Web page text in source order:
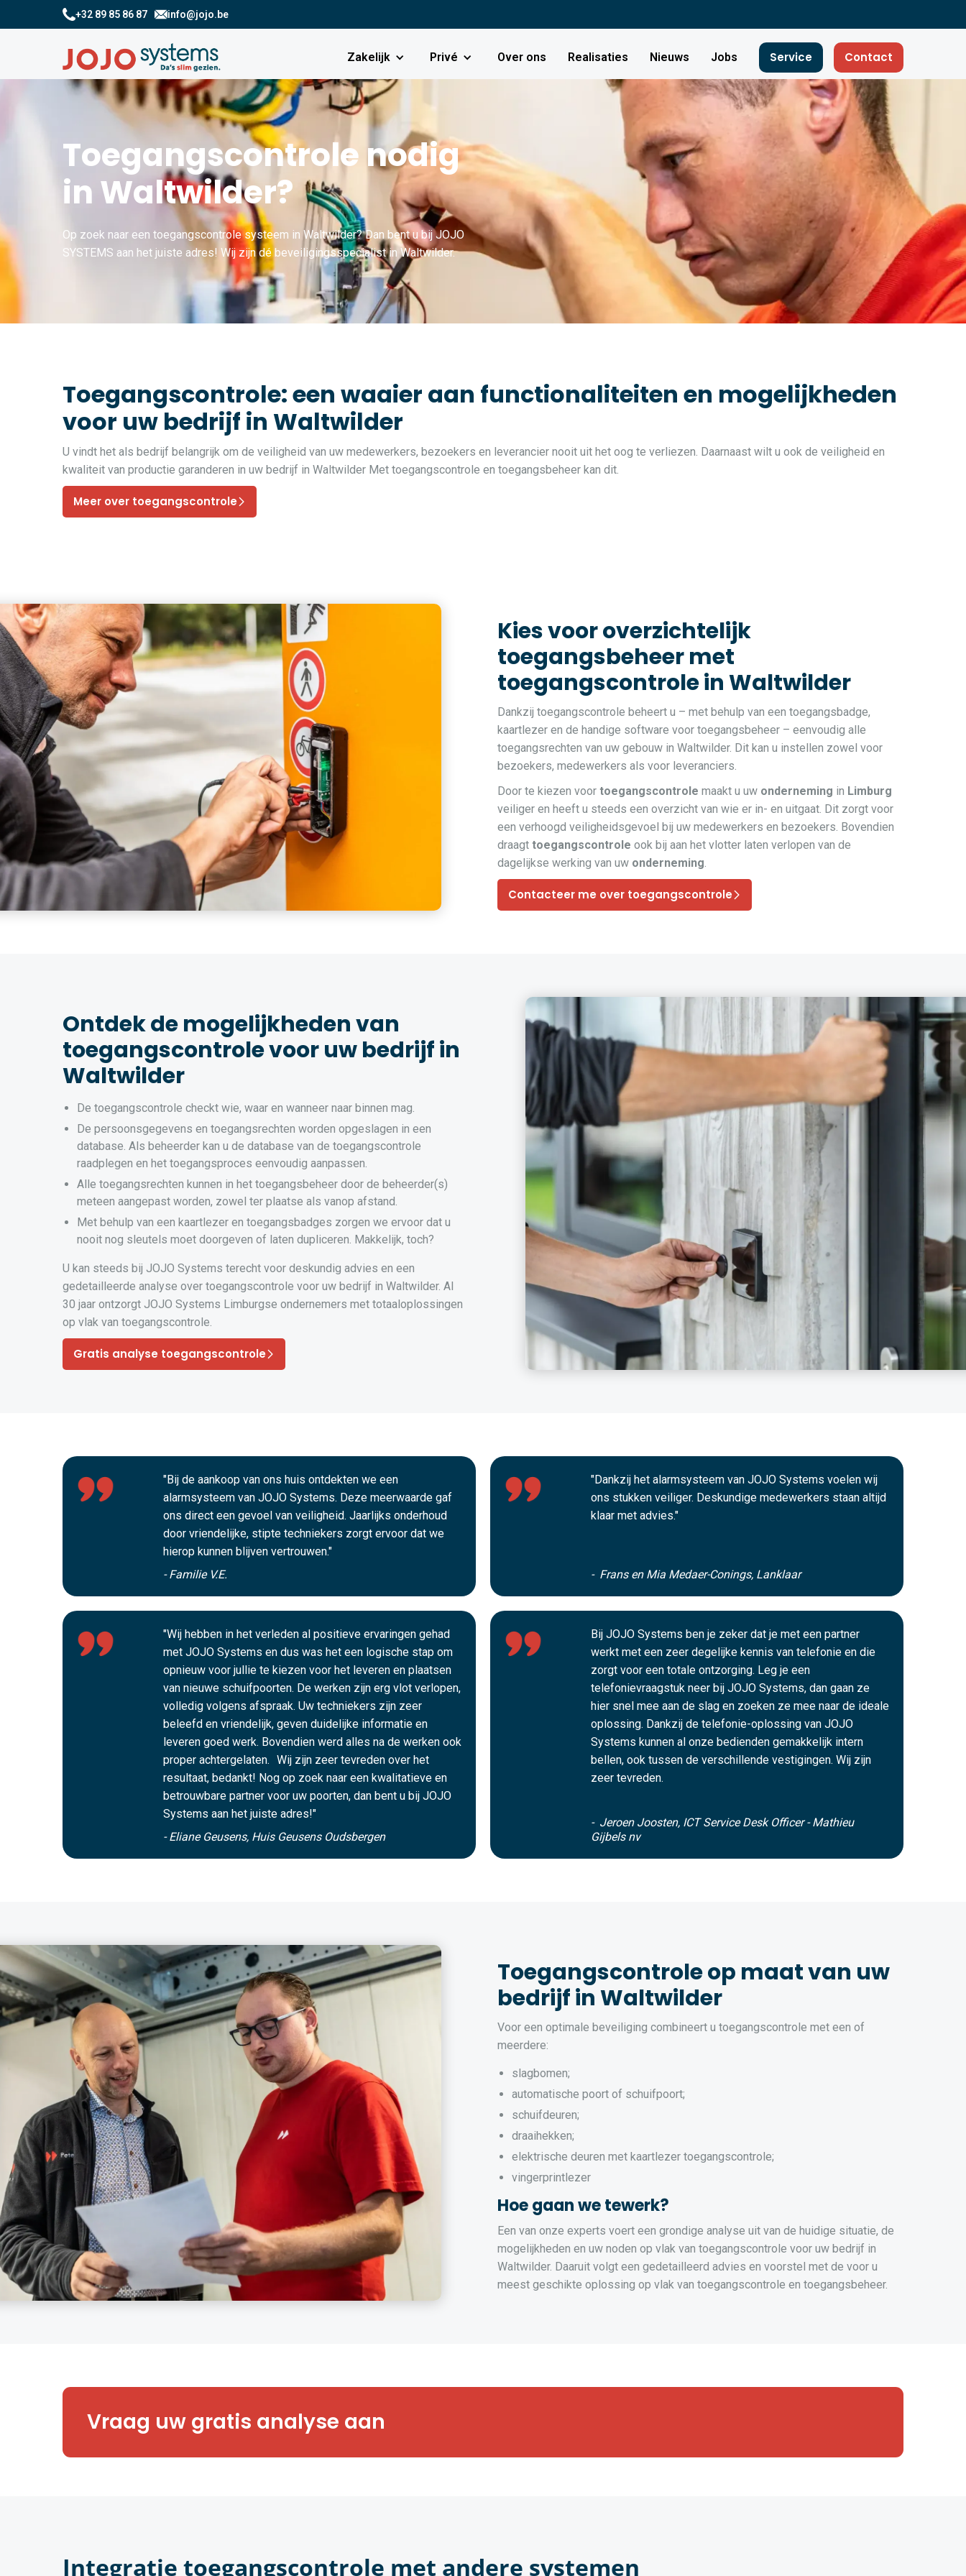
+32 89 85 86 87 info@jojo.be
Zakelijk Privé Over ons Realisaties Nieuws Jobs Service Contact
Toegangscontrole nodig
in Waltwilder?
Op zoek naar een toegangscontrole systeem in Waltwilder? Dan bent u bij JOJO
SYSTEMS aan het juiste adres! Wij zijn dé beveiligingsspecialist in Waltwilder.
Toegangscontrole: een waaier aan functionaliteiten en mogelijkheden
voor uw bedrijf in Waltwilder
U vindt het als bedrijf belangrijk om de veiligheid van uw medewerkers, bezoekers en leverancier nooit uit het oog te verliezen. Daarnaast wilt u ook de veiligheid en
kwaliteit van productie garanderen in uw bedrijf in Waltwilder Met toegangscontrole en toegangsbeheer kan dit.
Meer over toegangscontrole
Kies voor overzichtelijk
toegangsbeheer met
toegangscontrole in Waltwilder
Dankzij toegangscontrole beheert u – met behulp van een toegangsbadge,
kaartlezer en de handige software voor toegangsbeheer – eenvoudig alle
toegangsrechten van uw gebouw in Waltwilder. Dit kan u instellen zowel voor
bezoekers, medewerkers als voor leveranciers.
Door te kiezen voor toegangscontrole maakt u uw onderneming in Limburg
veiliger en heeft u steeds een overzicht van wie er in- en uitgaat. Dit zorgt voor
een verhoogd veiligheidsgevoel bij uw medewerkers en bezoekers. Bovendien
draagt toegangscontrole ook bij aan het vlotter laten verlopen van de
dagelijkse werking van uw onderneming.
Contacteer me over toegangscontrole
Ontdek de mogelijkheden van
toegangscontrole voor uw bedrijf in
Waltwilder
De toegangscontrole checkt wie, waar en wanneer naar binnen mag.
De persoonsgegevens en toegangsrechten worden opgeslagen in een
database. Als beheerder kan u de database van de toegangscontrole
raadplegen en het toegangsproces eenvoudig aanpassen.
Alle toegangsrechten kunnen in het toegangsbeheer door de beheerder(s)
meteen aangepast worden, zowel ter plaatse als vanop afstand.
Met behulp van een kaartlezer en toegangsbadges zorgen we ervoor dat u
nooit nog sleutels moet doorgeven of laten dupliceren. Makkelijk, toch?
U kan steeds bij JOJO Systems terecht voor deskundig advies en een
gedetailleerde analyse over toegangscontrole voor uw bedrijf in Waltwilder. Al
30 jaar ontzorgt JOJO Systems Limburgse ondernemers met totaaloplossingen
op vlak van toegangscontrole.
Gratis analyse toegangscontrole
"Bij de aankoop van ons huis ontdekten we een
alarmsysteem van JOJO Systems. Deze meerwaarde gaf
ons direct een gevoel van veiligheid. Jaarlijks onderhoud
door vriendelijke, stipte techniekers zorgt ervoor dat we
hierop kunnen blijven vertrouwen."
- Familie V.E.
"Dankzij het alarmsysteem van JOJO Systems voelen wij
ons stukken veiliger. Deskundige medewerkers staan altijd
klaar met advies."
- Frans en Mia Medaer-Conings, Lanklaar
"Wij hebben in het verleden al positieve ervaringen gehad
met JOJO Systems en dus was het een logische stap om
opnieuw voor jullie te kiezen voor het leveren en plaatsen
van nieuwe schuifpoorten. De werken zijn erg vlot verlopen,
volledig volgens afspraak. Uw techniekers zijn zeer
beleefd en vriendelijk, geven duidelijke informatie en
leveren goed werk. Bovendien werd alles na de werken ook
proper achtergelaten. Wij zijn zeer tevreden over het
resultaat, bedankt! Nog op zoek naar een kwalitatieve en
betrouwbare partner voor uw poorten, dan bent u bij JOJO
Systems aan het juiste adres!"
- Eliane Geusens, Huis Geusens Oudsbergen
Bij JOJO Systems ben je zeker dat je met een partner
werkt met een zeer degelijke kennis van telefonie en die
zorgt voor een totale ontzorging. Leg je een
telefonievraagstuk neer bij JOJO Systems, dan gaan ze
hier snel mee aan de slag en zoeken ze mee naar de ideale
oplossing. Dankzij de telefonie-oplossing van JOJO
Systems kunnen al onze bedienden gemakkelijk intern
bellen, ook tussen de verschillende vestigingen. Wij zijn
zeer tevreden.
- Jeroen Joosten, ICT Service Desk Officer - Mathieu
Gijbels nv
Toegangscontrole op maat van uw
bedrijf in Waltwilder
Voor een optimale beveiliging combineert u toegangscontrole met een of
meerdere:
slagbomen;
automatische poort of schuifpoort;
schuifdeuren;
draaihekken;
elektrische deuren met kaartlezer toegangscontrole;
vingerprintlezer
Hoe gaan we tewerk?
Een van onze experts voert een grondige analyse uit van de huidige situatie, de
mogelijkheden en uw noden op vlak van toegangscontrole voor uw bedrijf in
Waltwilder. Daaruit volgt een gedetailleerd advies en voorstel met de voor u
meest geschikte oplossing op vlak van toegangscontrole en toegangsbeheer.
graag een vrijblijvende toegangsanalyse op maat
van uw onderneming.
Vraag uw gratis analyse aan
Integratie toegangscontrole met andere systemen